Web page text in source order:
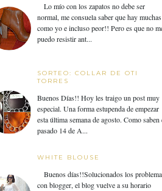
Lo mío con los zapatos no debe ser
normal, me consuela saber que hay muchas
como yo e incluso peor!! Pero es que no
puedo resistir ant...
SORTEO: COLLAR DE OTI
TORRES
Buenos Días!! Hoy les traigo un post muy
especial. Una forma estupenda de empezar
esta última semana de agosto. Como saben
pasado 14 de A...
WHITE BLOUSE
Buenos días!!Solucionados los
con blogger, el blog vuelve a su horario